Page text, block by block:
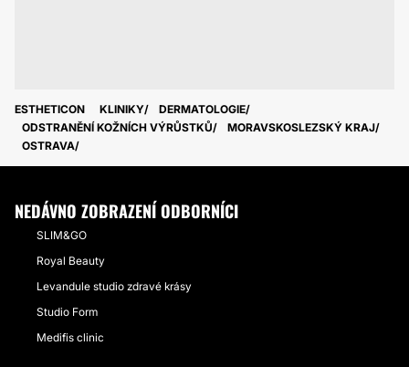
ESTHETICON KLINIKY
DERMATOLOGIE
ODSTRANĚNÍ KOŽNÍCH VÝRŮSTKŮ
MORAVSKOSLEZSKÝ KRAJ
OSTRAVA
NEDÁVNO ZOBRAZENÍ ODBORNÍCI
SLIM&GO
Royal Beauty
Levandule studio zdravé krásy
Studio Form
Medifis clinic